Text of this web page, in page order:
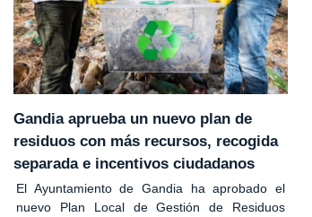
Gandia aprueba un nuevo plan de
residuos con más recursos, recogida
separada e incentivos ciudadanos
El Ayuntamiento de Gandia ha aprobado el
nuevo Plan Local de Gestión de Residuos